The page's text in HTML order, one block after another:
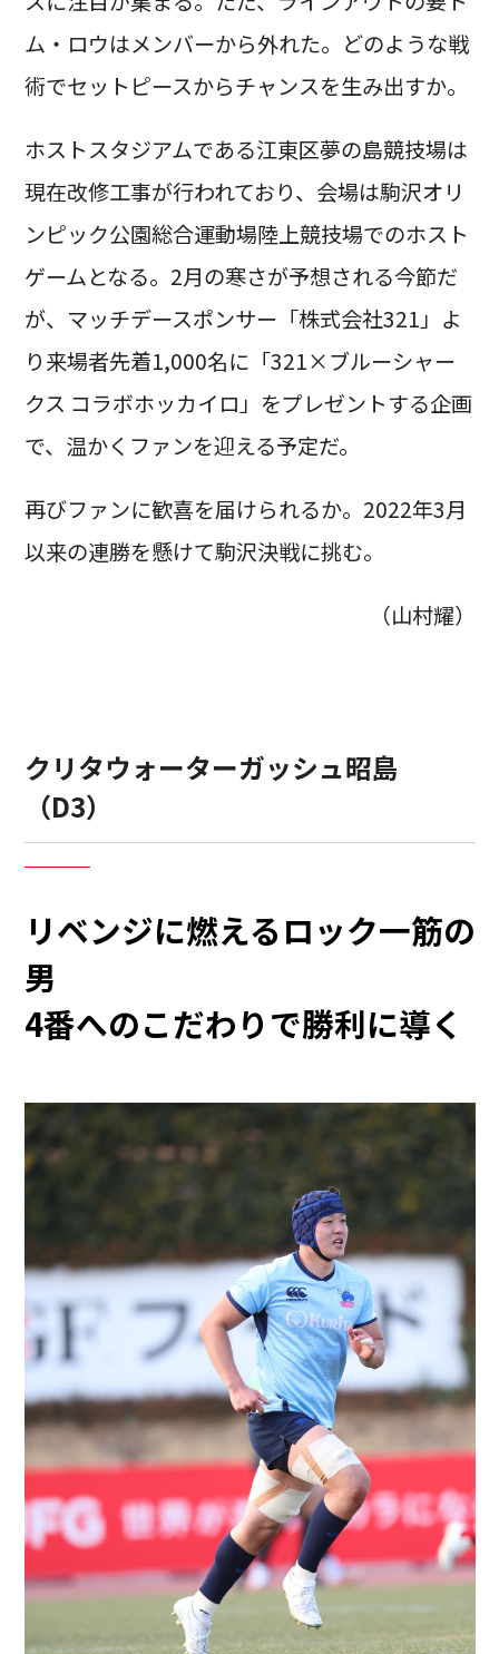
ム・ロウはメンバーから外れた。どのような戦
術でセットピースからチャンスを生み出すか。
ホストスタジアムである江東区夢の島競技場は
現在改修工事が行われており、会場は駒沢オリ
ンピック公園総合運動場陸上競技場でのホスト
ゲームとなる。2月の寒さが予想される今節だ
が、マッチデースポンサー「株式会社321」よ
り来場者先着1,000名に「321×ブルーシャー
クス コラボホッカイロ」をプレゼントする企画
で、温かくファンを迎える予定だ。
再びファンに歓喜を届けられるか。2022年3月
以来の連勝を懸けて駒沢決戦に挑む。
（山村耀）
クリタウォーターガッシュ昭島
（D3）
リベンジに燃えるロック一筋の
男
4番へのこだわりで勝利に導く